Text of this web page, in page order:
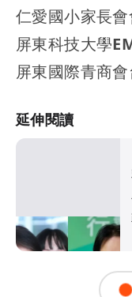
仁愛國小家長
屏東科技大學
屏東國際青商
延伸閱讀